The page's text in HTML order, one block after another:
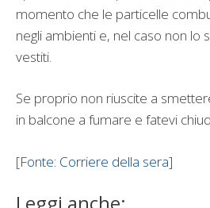
momento che le particelle
negli ambienti e, nel caso non lo
vestiti.
Se proprio non riuscite a
in balcone a fumare e fatevi
[Fonte: Corriere della sera]